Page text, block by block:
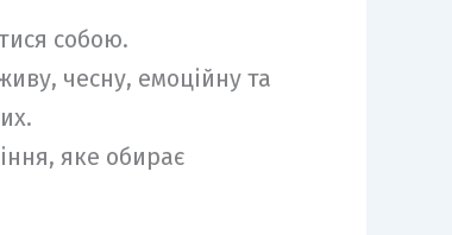
собою.
чесну, емоційну та
яке обирає